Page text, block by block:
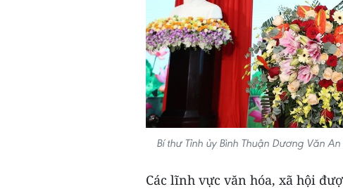
Bí thư Tỉnh ủy Bình Thuận Dương Văn
Các lĩnh vực văn hóa, xã hội